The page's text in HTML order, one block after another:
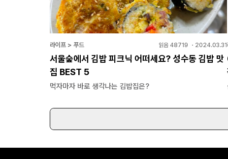
라이프 > 푸드 읽음 48719 ・ 2024.03.31
서울숲에서 김밥 피크닉 어떠세요? 성수동 김밥 맛
집 BEST 5
먹자마자 바로 생각나는 김밥집은?